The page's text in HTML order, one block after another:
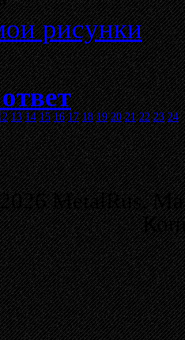
рисунки
13 14 15 16 17 18 19 20 21 22 23 24
MetalRus.